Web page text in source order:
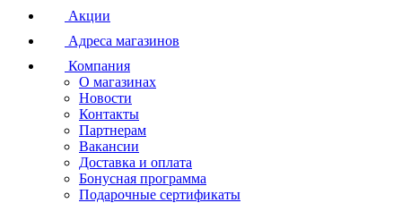
Акции
Адреса магазинов
Компания
О магазинах
Новости
Контакты
Партнерам
Вакансии
Доставка и оплата
Бонусная программа
Подарочные сертификаты